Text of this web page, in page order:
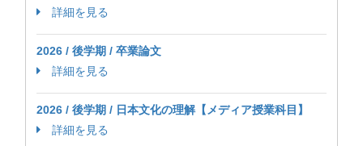
詳細を見る
2026 / 後学期 / 卒業論文
詳細を見る
2026 / 後学期 / 日本文化の理解【メディア授業科目】
詳細を見る